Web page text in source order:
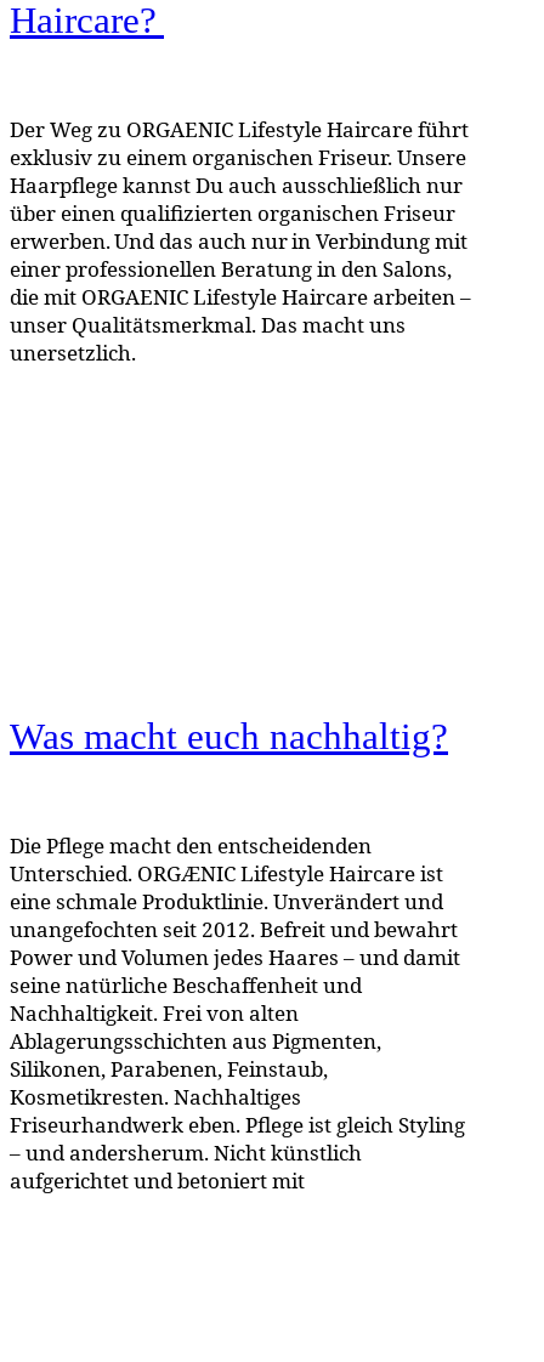
Haircare?
Der Weg zu ORGAENIC Lifestyle Haircare führt
exklusiv zu einem organischen Friseur. Unsere
Haarpflege kannst Du auch ausschließlich nur
über einen qualifizierten organischen Friseur
erwerben. Und das auch nur in Verbindung mit
einer professionellen Beratung in den Salons,
die mit ORGAENIC Lifestyle Haircare arbeiten –
unser Qualitätsmerkmal. Das macht uns
unersetzlich.
Was macht euch nachhaltig?
Die Pflege macht den entscheidenden
Unterschied. ORGÆNIC Lifestyle Haircare ist
eine schmale Produktlinie. Unverändert und
unangefochten seit 2012. Befreit und bewahrt
Power und Volumen jedes Haares – und damit
seine natürliche Beschaffenheit und
Nachhaltigkeit. Frei von alten
Ablagerungsschichten aus Pigmenten,
Silikonen, Parabenen, Feinstaub,
Kosmetikresten. Nachhaltiges
Friseurhandwerk eben. Pflege ist gleich Styling
– und andersherum. Nicht künstlich
aufgerichtet und betoniert mit